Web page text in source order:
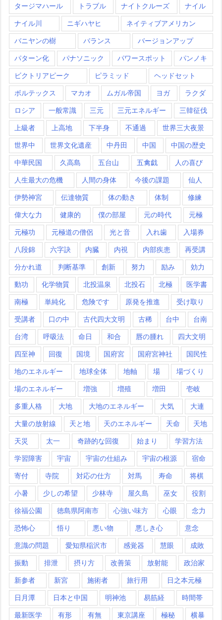
タージマハール トラブル ナイトクルーズ ナイル
ナイル川 ニギハヤヒ ネイティブアメリカン
バニヤンの樹 バランス バージョンアップ
パターン化 パナソニック パワースポット パンノキ
ビクトリアピーク ピラミッド ヘッドセット
ボルテックス マカオ ムガル帝国 ヨガ ラクダ
ロシア 一般常識 三元 三元エネルギー 三韓征伐
上級者 上高地 下半身 不通過 世界三大夜景
世界中 世界文化遺産 中丹田 中国 中国の歴史
中華民国 久高島 五台山 五禽戯 人の喜び
人生最大の危機 人間の身体 今後の課題 仙人
伊勢神宮 伝達物質 体の動き 体制 修練
偉大な力 健康的 僕の部屋 元の時代 元極
元極功 元極道の僧侶 光と音 入れ歯 入場券
八段錦 六字訣 内臓 内視 内部疾患 再受講
分かれ道 判断基準 創新 努力 励み 効力
動功 化学物質 北投温泉 北投石 北極 医学書
南極 単純化 危険です 原発を推進 受け取り
受講者 口の中 古代四大文明 古稀 台中 台南
台湾 呼吸法 命日 和合 唇の腫れ 四大文明
四至神 回復 国境 国府宮 国府宮神社 国民性
地のエネルギー 地球全体 地軸 場 場づくり
場のエネルギー 増強 増殖 増田 壱岐
多重人格 大地 大地のエネルギー 大気 大連
大量の放射線 天と地 天のエネルギー 天命 天地
天災 太一 奇跡的な回復 始まり 学習方法
学習障害 宇宙 宇宙の仕組み 宇宙の根源 宿命
寄付 寺院 対応の仕方 対馬 寿命 将棋
小暑 少しの希望 少林寺 屋久島 巫女 役割
徐福公園 徳島県阿南市 心強い味方 心眼 念力
恐怖心 悟り 悪い物 悪しき心 意念
意識の問題 愛知県稲沢市 感覚器 慧眼 成敗
振動 排泄 摂り方 改善策 放射能 政治家
新参者 新宮 施術者 旅行用 日之本元極
日月潭 日本と中国 明神池 易筋経 時間帯
最新医学 有形 有無 東京講座 極秘 横暴